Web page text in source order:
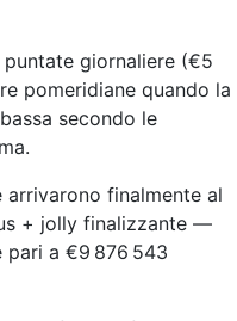
giornaliere (€5
pomeridiane quando la
secondo le
finalmente al
+ jolly finalizzante —
pari a €9 876 543